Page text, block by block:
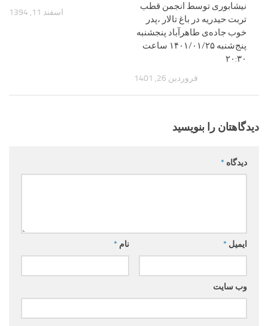
اسفند 11, 1394
نیشابوری توسط انجمن قطب
تربت حیدریه در باغ تالار ،پدر
خوب جاده‌ی طاهرآباد پنجشنبه
پنج‌شنبه ۱۴۰۱/۰۱/۲۵ ساعت
۲۰:۳۰
فروردین 26, 1401
دیدگاهتان را بنویسید
دیدگاه *
نام * ایمیل *
وب‌ سایت